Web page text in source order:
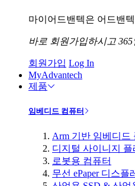
마이어드밴텍은 어드밴
바로 회원가입하시고
회원가입 Log In
MyAdvantech
제품
임베디드 컴퓨터
Arm 기반 임베디드
디지털 사이니지 플
로봇용 컴퓨터
무선 ePaper 디스플